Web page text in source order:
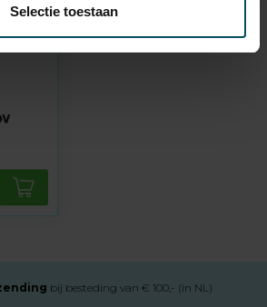
Selectie toestaan
bij besteding van € 100,- (in NL)